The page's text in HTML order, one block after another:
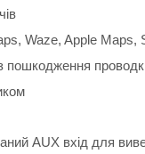
Waze, Apple Maps,
пошкодження
AUX вхід для